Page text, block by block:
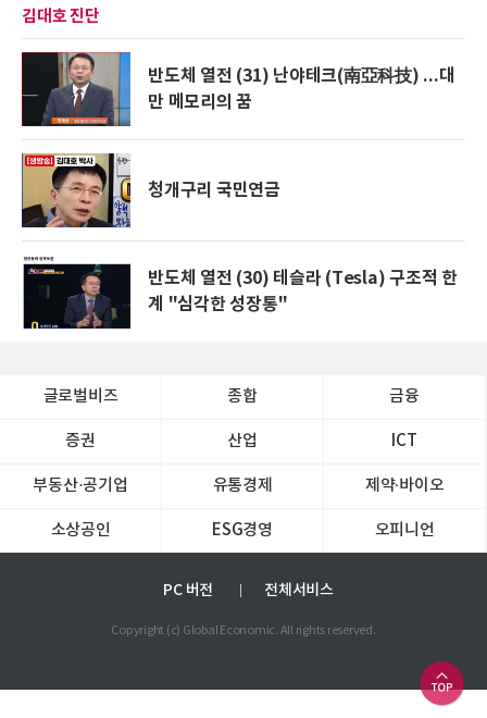
김대호 진단
반도체 열전 (31) 난야테크(南亞科技) ...대
만 메모리의 꿈
청개구리 국민연금
반도체 열전 (30) 테슬라 (Tesla) 구조적 한
계 "심각한 성장통"
글로벌비즈 종합 금융
증권 산업 ICT
부동산·공기업 유통경제 제약∙바이오
소상공인 ESG경영 오피니언
PC 버전 전체서비스
Copyright (c) Global Economic. All rights reserved.